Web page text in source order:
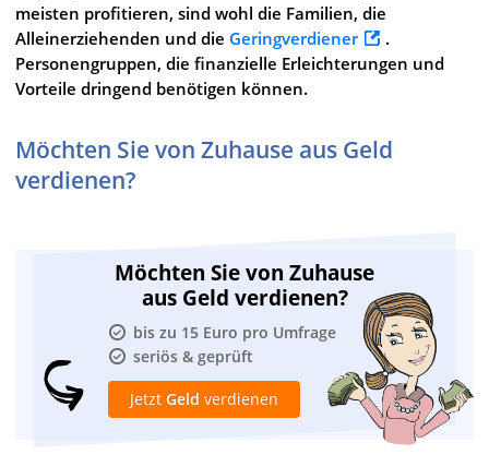
meisten profitieren, sind wohl die Familien, die
Alleinerziehenden und die Geringverdiener
.
Personengruppen, die finanzielle Erleichterungen und
Vorteile dringend benötigen können.
Möchten Sie von Zuhause aus Geld
verdienen?
Möchten Sie von Zuhause
aus Geld verdienen?
bis zu 15 Euro pro Umfrage
seriös & geprüft
Jetzt Geld verdienen